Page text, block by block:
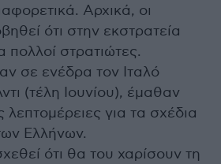
Αρχικά, οι
ότι στην εκστρατεία
πολλοί στρατιώτες.
σε ενέδρα τον Ιταλό
(τέλη Ιουνίου), έμαθαν
για τα σχέδια
Ελλήνων.
ότι θα του χαρίσουν τη